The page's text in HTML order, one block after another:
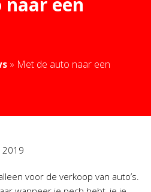
» Met de auto naar een
voor de verkoop van auto’s.